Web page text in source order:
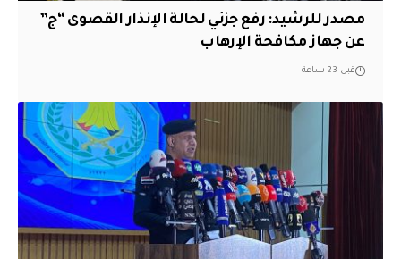
مصدر للرشيد: رفع جزئي لحالة الإنذار القصوى “ج”
عن جهاز مكافحة الإرهاب
قبل 23 ساعة